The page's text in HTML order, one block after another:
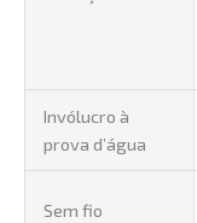
Invólucro à
prova d’água
Sem fio